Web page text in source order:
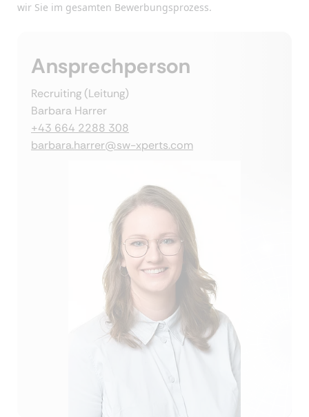
wir Sie im gesamten Bewerbungsprozess.
Ansprechperson
Recruiting (Leitung)
Barbara Harrer
+43 664 2288 308
barbara.harrer@sw-xperts.com